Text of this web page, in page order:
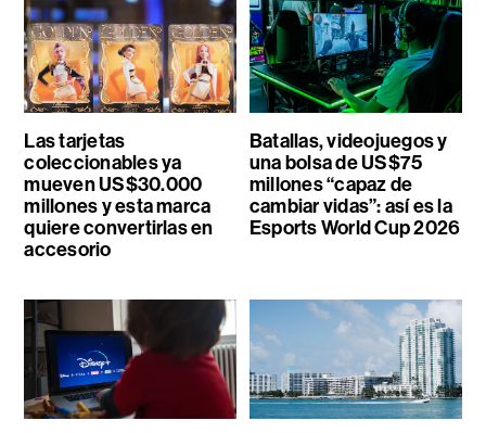
Las tarjetas
coleccionables ya
mueven US$30.000
millones y esta marca
quiere convertirlas en
accesorio
Batallas, videojuegos y
una bolsa de US$75
millones “capaz de
cambiar vidas”: así es la
Esports World Cup 2026